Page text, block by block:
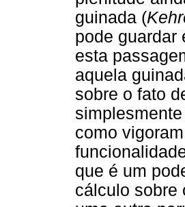
guinada (
pode guardar
esta
aquela
sobre o fato
como
que é um
cálculo sobre